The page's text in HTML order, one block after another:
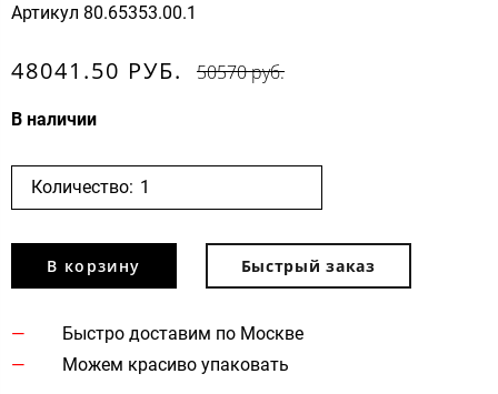
Артикул 80.65353.00.1
48041.50 РУБ. 50570 руб.
В наличии
Количество:
В корзину Быстрый заказ
Быстро доставим по Москве
Можем красиво упаковать